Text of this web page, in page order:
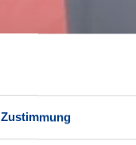
Zustimmung